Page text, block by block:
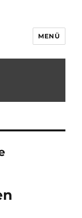
MENÜ